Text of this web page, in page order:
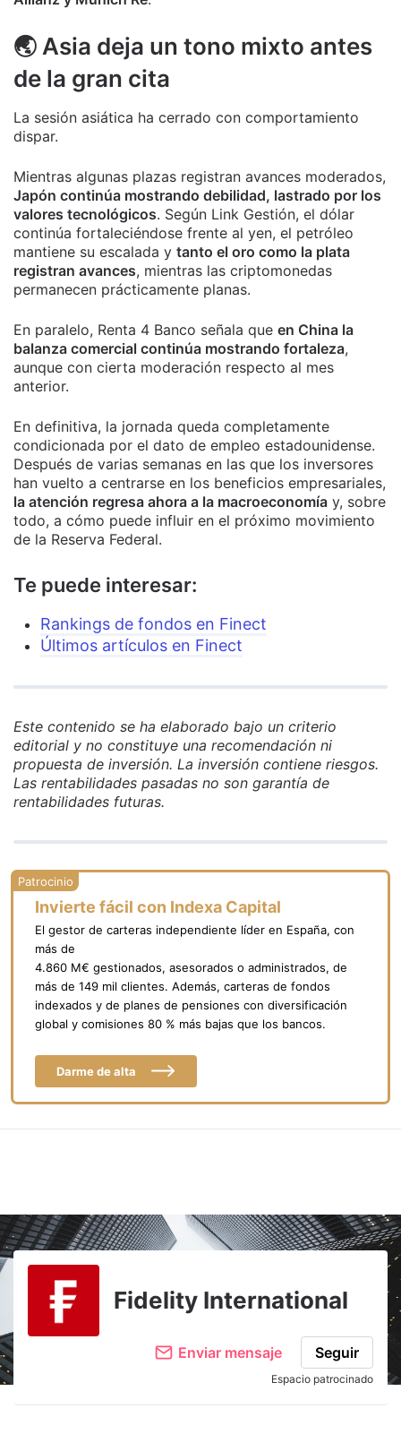
🌏 Asia deja un tono mixto antes
de la gran cita
La sesión asiática ha cerrado con comportamiento
dispar.
Mientras algunas plazas registran avances moderados,
Japón continúa mostrando debilidad, lastrado por los
valores tecnológicos. Según Link Gestión, el dólar
continúa fortaleciéndose frente al yen, el petróleo
mantiene su escalada y tanto el oro como la plata
registran avances, mientras las criptomonedas
permanecen prácticamente planas.
En paralelo, Renta 4 Banco señala que en China la
balanza comercial continúa mostrando fortaleza,
aunque con cierta moderación respecto al mes
anterior.
En definitiva, la jornada queda completamente
condicionada por el dato de empleo estadounidense.
Después de varias semanas en las que los inversores
han vuelto a centrarse en los beneficios empresariales,
la atención regresa ahora a la macroeconomía y, sobre
todo, a cómo puede influir en el próximo movimiento
de la Reserva Federal.
Te puede interesar:
Rankings de fondos en Finect
Últimos artículos en Finect
Este contenido se ha elaborado bajo un criterio
editorial y no constituye una recomendación ni
propuesta de inversión. La inversión contiene riesgos.
Las rentabilidades pasadas no son garantía de
rentabilidades futuras.
Invierte fácil con Indexa Capital
El gestor de carteras independiente líder en España, con
más de
4.860 M€ gestionados, asesorados o administrados, de
más de 149 mil clientes. Además, carteras de fondos
indexados y de planes de pensiones con diversificación
global y comisiones 80 % más bajas que los bancos.
Darme de alta
Fidelity International
Enviar mensaje Seguir
Espacio patrocinado